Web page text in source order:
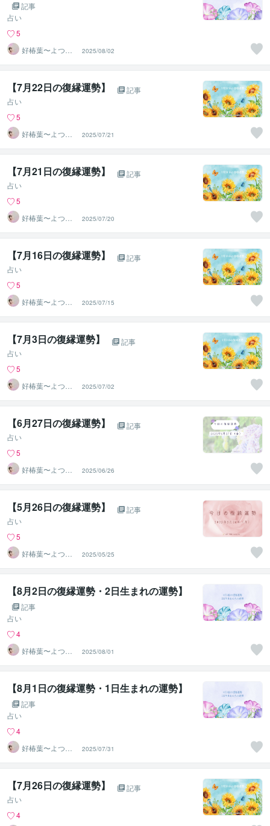
記事
占い
5
好椿葉〜よつ
ば〜
2025/08/02
【7月22日の復縁運勢】
記事
占い
5
好椿葉〜よつ
ば〜
2025/07/21
【7月21日の復縁運勢】
記事
占い
5
好椿葉〜よつ
ば〜
2025/07/20
【7月16日の復縁運勢】
記事
占い
5
好椿葉〜よつ
ば〜
2025/07/15
【7月3日の復縁運勢】
記事
占い
5
好椿葉〜よつ
ば〜
2025/07/02
【6月27日の復縁運勢】
記事
占い
5
好椿葉〜よつ
ば〜
2025/06/26
【5月26日の復縁運勢】
記事
占い
5
好椿葉〜よつ
ば〜
2025/05/25
【8月2日の復縁運勢・2日生まれの運勢】
記事
占い
4
好椿葉〜よつ
ば〜
2025/08/01
【8月1日の復縁運勢・1日生まれの運勢】
記事
占い
4
好椿葉〜よつ
ば〜
2025/07/31
【7月26日の復縁運勢】
記事
占い
4